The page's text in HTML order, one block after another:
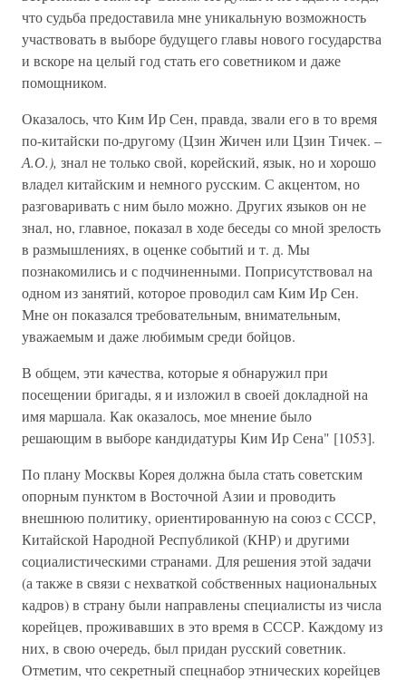
что судьба предоставила мне уникальную возможность
участвовать в выборе будущего главы нового государства
и вскоре на целый год стать его советником и даже
помощником.
Оказалось, что Ким Ир Сен, правда, звали его в то время
по-китайски по-другому (Цзин Жичен или Цзин Тичек. –
А.О.), знал не только свой, корейский, язык, но и хорошо
владел китайским и немного русским. С акцентом, но
разговаривать с ним было можно. Других языков он не
знал, но, главное, показал в ходе беседы со мной зрелость
в размышлениях, в оценке событий и т. д. Мы
познакомились и с подчиненными. Поприсутствовал на
одном из занятий, которое проводил сам Ким Ир Сен.
Мне он показался требовательным, внимательным,
уважаемым и даже любимым среди бойцов.
В общем, эти качества, которые я обнаружил при
посещении бригады, я и изложил в своей докладной на
имя маршала. Как оказалось, мое мнение было
решающим в выборе кандидатуры Ким Ир Сена" [1053].
По плану Москвы Корея должна была стать советским
опорным пунктом в Восточной Азии и проводить
внешнюю политику, ориентированную на союз с СССР,
Китайской Народной Республикой (КНР) и другими
социалистическими странами. Для решения этой задачи
(а также в связи с нехваткой собственных национальных
кадров) в страну были направлены специалисты из числа
корейцев, проживавших в это время в СССР. Каждому из
них, в свою очередь, был придан русский советник.
Отметим, что секретный спецнабор этнических корейцев